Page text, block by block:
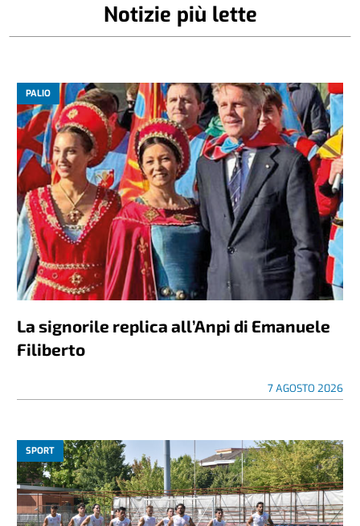
Notizie più lette
PALIO
La signorile replica all’Anpi di Emanuele
Filiberto
7 AGOSTO 2026
SPORT